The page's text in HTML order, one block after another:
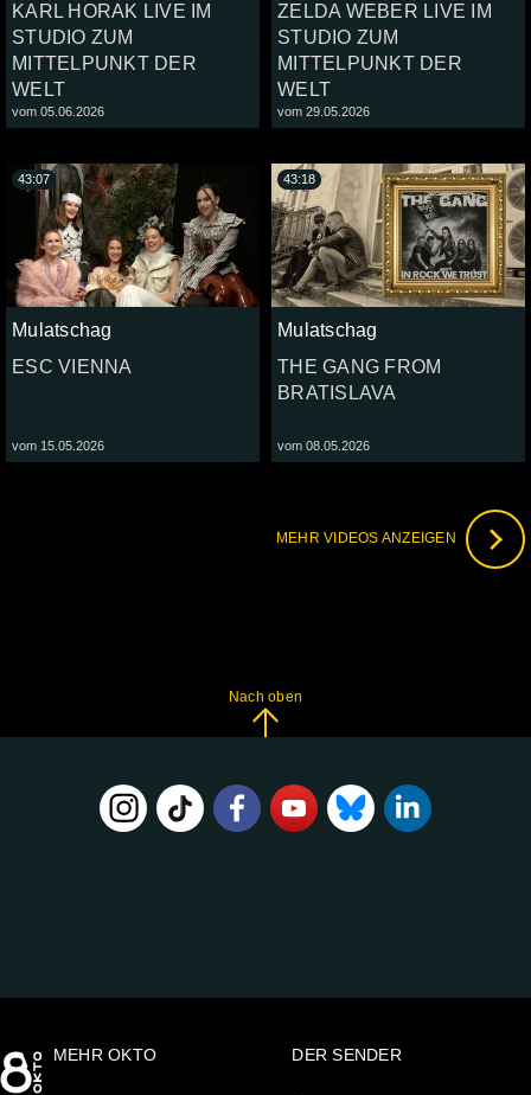
KARL HORAK LIVE IM
STUDIO ZUM
MITTELPUNKT DER
WELT
vom 05.06.2026
ZELDA WEBER LIVE IM
STUDIO ZUM
MITTELPUNKT DER
WELT
vom 29.05.2026
Mulatschag
ESC VIENNA
vom 15.05.2026
43:07
Mulatschag
THE GANG FROM
BRATISLAVA
vom 08.05.2026
43:18
MEHR VIDEOS ANZEIGEN
Nach oben
MEHR OKTO DER SENDER